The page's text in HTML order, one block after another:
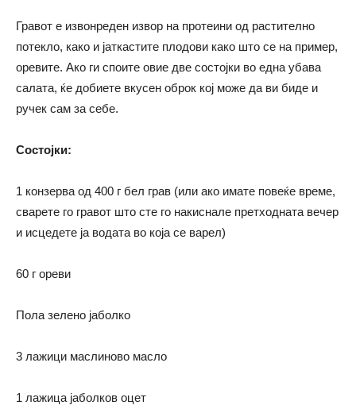
Гравот е извонреден извор на протеини од растително
потекло, како и јаткастите плодови како што се на пример,
оревите. Ако ги споите овие две состојки во една убава
салата, ќе добиете вкусен оброк кој може да ви биде и
ручек сам за себе.
Состојки:
1 конзерва од 400 г бел грав (или ако имате повеќе време,
сварете го гравот што сте го накиснале претходната вечер
и исцедете ја водата во која се варел)
60 г ореви
Пола зелено јаболко
3 лажици маслиново масло
1 лажица јаболков оцет